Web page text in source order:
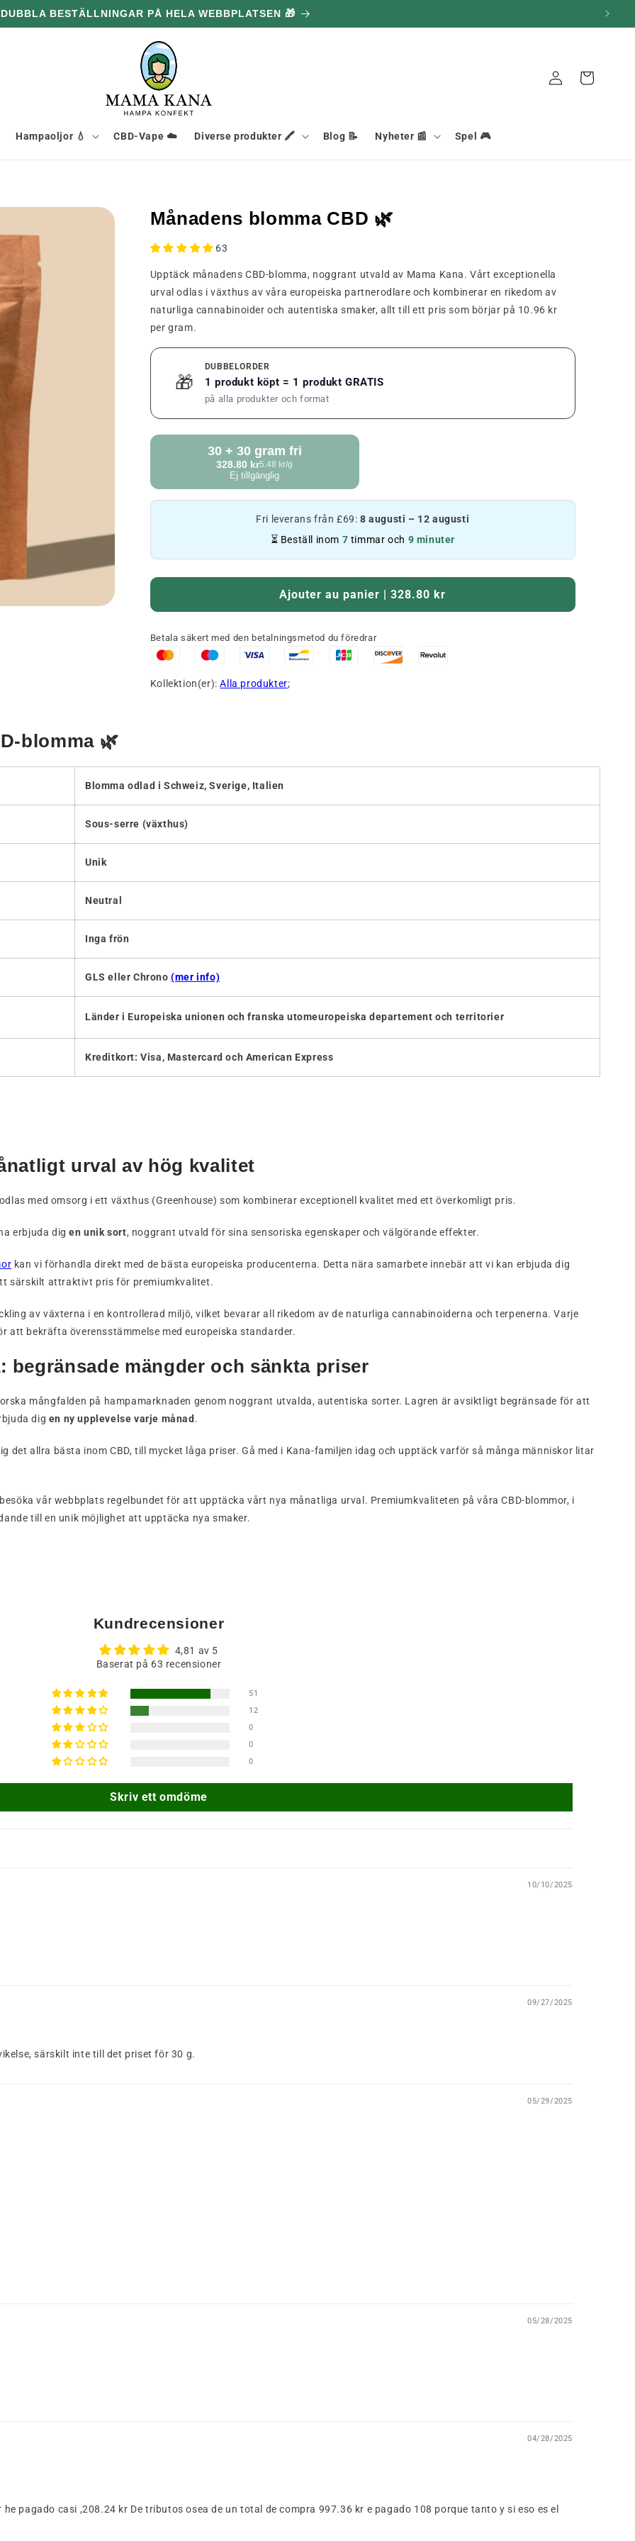
DUBBLA BESTÄLLNINGAR PÅ HELA WEBBPLATSEN 🎁
Hampaoljor 💧 CBD-Vape ☁️ Diverse produkter 🖍️ Blog 📝 Nyheter 📰 Spel 🎮
AnslutningKorg
Månadens blomma CBD 🌿
63
Upptäck månadens CBD-blomma, noggrant utvald av Mama Kana. Vårt exceptionella
urval odlas i växthus av våra europeiska partnerodlare och kombinerar en rikedom av
naturliga cannabinoider och autentiska smaker, allt till ett pris som börjar på 10.96 kr
per gram.
🎁
DUBBELORDER
1 produkt köpt = 1 produkt GRATIS
på alla produkter och format
30 + 30 gram fri
328.80 kr5.48 kr/g
Ej tillgänglig
Fri leverans från £69:8 augusti – 12 augusti
⏳ Beställ inom 7 timmar och 9 minuter
Ajouter au panier | 328.80 kr
Betala säkert med den betalningsmetod du föredrar
Kollektion(er):Alla produkter;
blomma 🌿
Blomma odlad i Schweiz, Sverige, Italien
Sous-serre (växthus)
Unik
Neutral
Inga frön
GLS eller Chrono(mer info)
Länder i Europeiska unionen och franska utomeuropeiska departement och territorier
Kreditkort: Visa, Mastercard och American Express
urval av hög kvalitet
med omsorg i ett växthus (Greenhouse) som kombinerar exceptionell kvalitet med ett överkomligt pris.
erbjuda digen unik sort, noggrant utvald för sina sensoriska egenskaper och välgörande effekter.
kan vi förhandla direkt med de bästa europeiska producenterna. Detta nära samarbete innebär att vi kan erbjuda dig
särskilt attraktivt pris för premiumkvalitet.
av växterna i en kontrollerad miljö, vilket bevarar all rikedom av de naturliga cannabinoiderna och terpenerna. Varje
att bekräfta överensstämmelse med europeiska standarder.
begränsade mängder och sänkta priser
mångfalden på hampamarknaden genom noggrant utvalda, autentiska sorter. Lagren är avsiktligt begränsade för att
dig en ny upplevelse varje månad .
det allra bästa inom CBD, till mycket låga priser. Gå med i Kana-familjen idag och upptäck varför så många människor litar
vår webbplats regelbundet för att upptäcka vårt nya månatliga urval. Premiumkvaliteten på våra CBD-blommor, i
till en unik möjlighet att upptäcka nya smaker.
Kundrecensioner
4,81 av 5
Baserat på 63 recensioner
51
12
0
0
0
Skriv ett omdöme
10/10/2025
09/27/2025
särskilt inte till det priset för 30 g.
05/29/2025
05/28/2025
04/28/2025
pagado casi ,208.24 kr De tributos osea de un total de compra 997.36 kr e pagado 108 porque tanto y si eso es el